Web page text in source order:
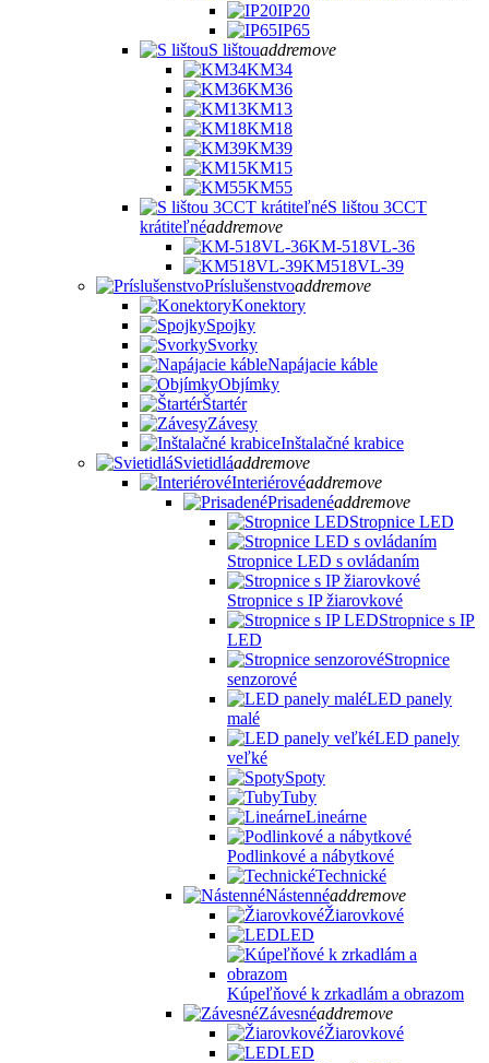
IP20
IP65
S lištouaddremove
KM34
KM36
KM13
KM18
KM39
KM15
KM55
S lištou 3CCT
krátiteľnéaddremove
KM-518VL-36
KM518VL-39
Príslušenstvoaddremove
Konektory
Spojky
Svorky
Napájacie káble
Objímky
Štartér
Závesy
Inštalačné krabice
Svietidláaddremove
Interiérovéaddremove
Prisadenéaddremove
Stropnice LED
Stropnice LED s ovládaním
Stropnice s IP žiarovkové
Stropnice s IP
LED
Stropnice
senzorové
LED panely
malé
LED panely
veľké
Spoty
Tuby
Lineárne
Podlinkové a nábytkové
Technické
Nástennéaddremove
Žiarovkové
LED
Kúpeľňové k zrkadlám a obrazom
Závesnéaddremove
Žiarovkové
LED